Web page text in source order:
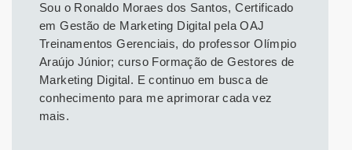
Sou o Ronaldo Moraes dos Santos, Certificado
em Gestão de Marketing Digital pela OAJ
Treinamentos Gerenciais, do professor Olímpio
Araújo Júnior; curso Formação de Gestores de
Marketing Digital. E continuo em busca de
conhecimento para me aprimorar cada vez
mais.